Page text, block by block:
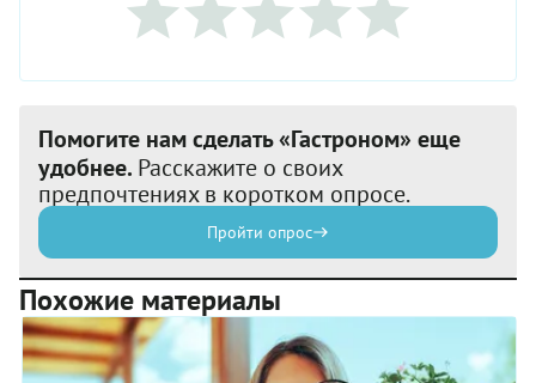
Помогите нам сделать «Гастроном» еще
удобнее. Расскажите о своих
предпочтениях в коротком опросе.
Пройти опрос
Похожие материалы